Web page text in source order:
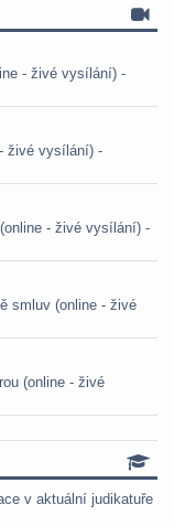
- živé vysílání) -
živé vysílání) -
- živé vysílání) -
smluv (online - živé
(online - živé
v aktuální judikatuře